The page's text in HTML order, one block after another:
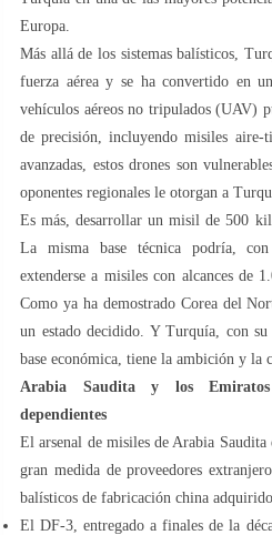
Europa.
Más allá de los sistemas balísticos,
fuerza aérea y se ha convertido en
vehículos aéreos no tripulados (UAV)
de precisión, incluyendo misiles aire-
avanzadas, estos drones son
oponentes regionales le otorgan a
Es más, desarrollar un misil de 500
La misma base técnica podría,
extenderse a misiles con alcances de
Como ya ha demostrado Corea del
un estado decidido. Y Turquía, con
base económica, tiene la ambición y la
Arabia Saudita y los Emiratos
dependientes
El arsenal de misiles de Arabia Saudita
gran medida de proveedores
balísticos de fabricación china
El DF-3, entregado a finales de la